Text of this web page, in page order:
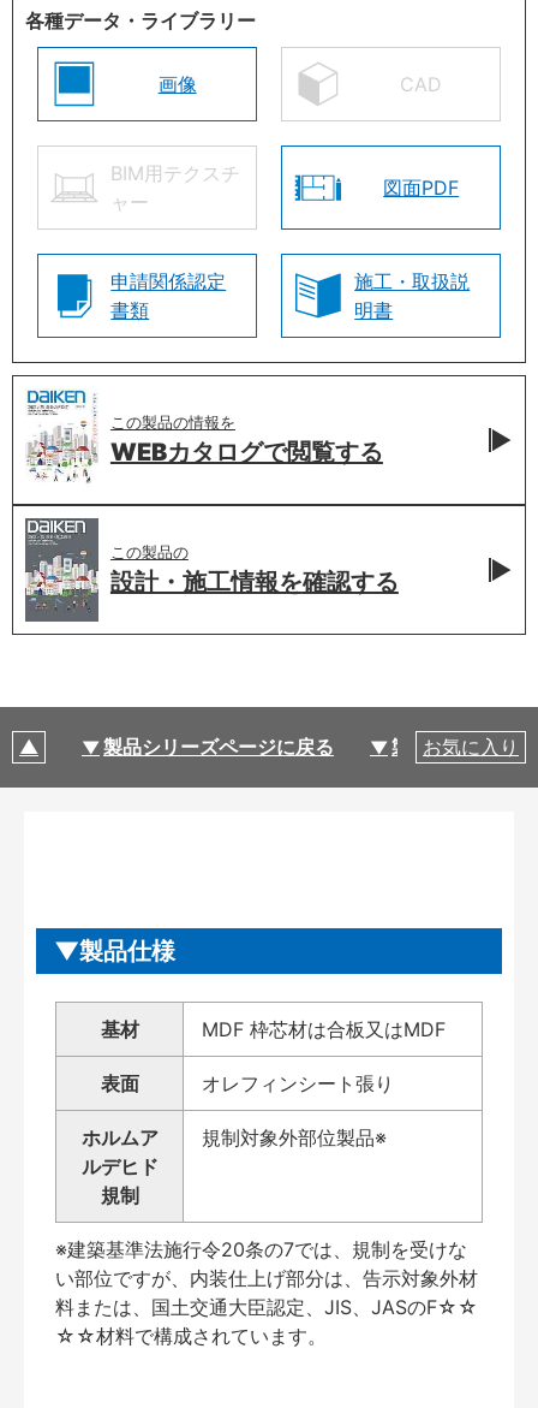
各種データ・ライブラリー
画像 CAD
BIM用テクスチ
ャー
図面PDF
申請関係認定
書類
施工・取扱説
明書
この製品の情報を
WEBカタログで閲覧する
この製品の
設計・施工情報を確認する
製品シリーズページに戻る 製品仕様
お気に入り
製品仕様
基材 MDF 枠芯材は合板又はMDF
表面 オレフィンシート張り
ホルムア
ルデヒド
規制
規制対象外部位製品※
※建築基準法施行令20条の7では、規制を受けな
い部位ですが、内装仕上げ部分は、告示対象外材
料または、国土交通大臣認定、JIS、JASのF☆☆
☆☆材料で構成されています。